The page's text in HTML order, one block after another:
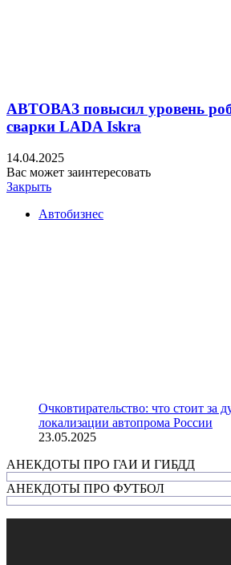
АВТОВАЗ повысил уровень
сварки LADA Iskra
14.04.2025
Вас может заинтересовать
Закрыть
Автобизнес
Очковтирательство: что стоит за
локализации автопрома России
23.05.2025
АНЕКДОТЫ ПРО ГАИ И ГИБДД
АНЕКДОТЫ ПРО ФУТБОЛ